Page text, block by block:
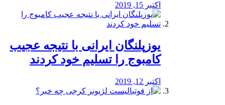
اکتبر 15, 2019
یوزپلنگان ایرانی با نتیجه عجیب
کامبوج را تسلیم خود کردند
اکتبر 12, 2019